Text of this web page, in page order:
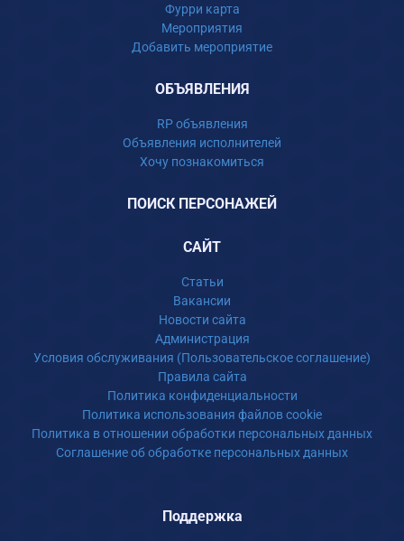
Фурри карта
Мероприятия
Добавить мероприятие
ОБЪЯВЛЕНИЯ
RP объявления
Объявления исполнителей
Хочу познакомиться
ПОИСК ПЕРСОНАЖЕЙ
САЙТ
Статьи
Вакансии
Новости сайта
Администрация
Условия обслуживания (Пользовательское соглашение)
Правила сайта
Политика конфиденциальности
Политика использования файлов cookie
Политика в отношении обработки персональных данных
Соглашение об обработке персональных данных
Поддержка